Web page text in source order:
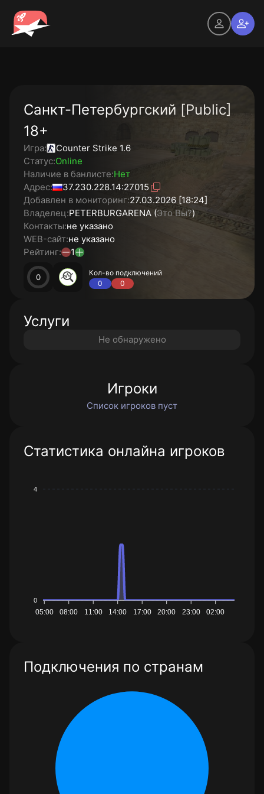
Санкт-Петербургский [Public]
18+
Игра:
Counter Strike 1.6
Статус:Online
Наличие в банлисте:Нет
Адрес:
37.230.228.14:27015
Добавлен в мониторинг:27.03.2026 [18:24]
Владелец:PETERBURGARENA (Это Вы?)
Контакты:не указано
WEB-сайт:не указано
Рейтинг:
1
0
Кол-во подключений
0
0
Услуги
Не обнаружено
Игроки
Список игроков пуст
Статистика онлайна игроков
4
0
05:00 08:00 11:00 14:00 17:00 20:00 23:00 02:00
Подключения по странам